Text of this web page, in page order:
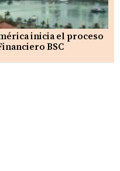
inicia el proceso
BSC